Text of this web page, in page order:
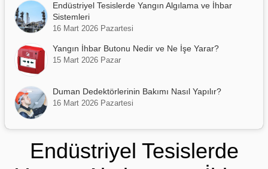
Endüstriyel Tesislerde Yangın Algılama ve İhbar
Sistemleri
16 Mart 2026 Pazartesi
Yangın İhbar Butonu Nedir ve Ne İşe Yarar?
15 Mart 2026 Pazar
Duman Dedektörlerinin Bakımı Nasıl Yapılır?
16 Mart 2026 Pazartesi
Endüstriyel Tesislerde